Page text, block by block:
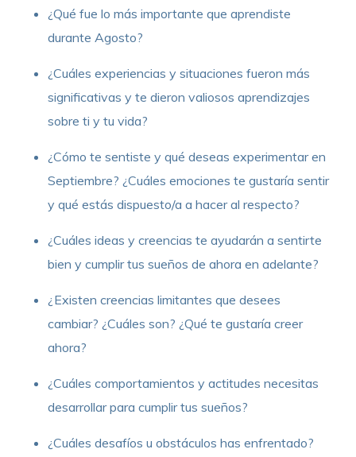
¿Qué fue lo más importante que aprendiste
durante Agosto?
¿Cuáles experiencias y situaciones fueron más
significativas y te dieron valiosos aprendizajes
sobre ti y tu vida?
¿Cómo te sentiste y qué deseas experimentar en
Septiembre? ¿Cuáles emociones te gustaría sentir
y qué estás dispuesto/a a hacer al respecto?
¿Cuáles ideas y creencias te ayudarán a sentirte
bien y cumplir tus sueños de ahora en adelante?
¿Existen creencias limitantes que desees
cambiar? ¿Cuáles son? ¿Qué te gustaría creer
ahora?
¿Cuáles comportamientos y actitudes necesitas
desarrollar para cumplir tus sueños?
¿Cuáles desafíos u obstáculos has enfrentado?